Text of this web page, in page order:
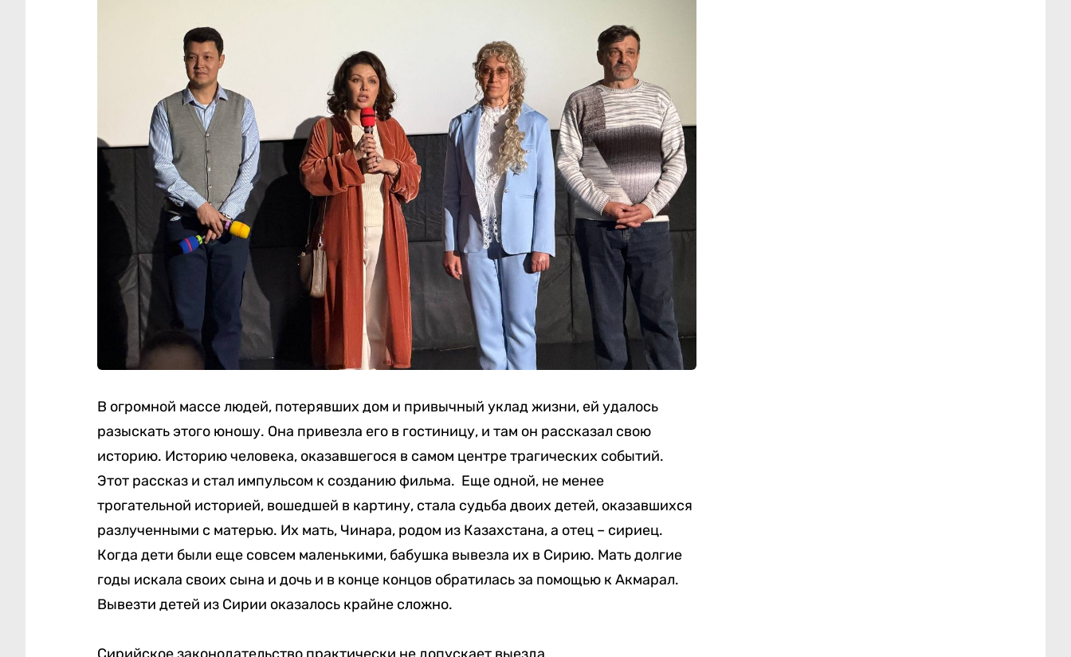
В огромной массе людей, потерявших дом и привычный уклад жизни, ей удалось
разыскать этого юношу. Она привезла его в гостиницу, и там он рассказал свою
историю. Историю человека, оказавшегося в самом центре трагических событий.
Этот рассказ и стал импульсом к созданию фильма. Еще одной, не менее
трогательной историей, вошедшей в картину, стала судьба двоих детей, оказавшихся
разлученными с матерью. Их мать, Чинара, родом из Казахстана, а отец – сириец.
Когда дети были еще совсем маленькими, бабушка вывезла их в Сирию. Мать долгие
годы искала своих сына и дочь и в конце концов обратилась за помощью к Акмарал.
Вывезти детей из Сирии оказалось крайне сложно.
Сирийское законодательство практически не допускает выезда